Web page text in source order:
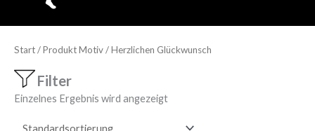
Start/ Produkt Motiv / Herzlichen Glückwunsch
Filter
Einzelnes Ergebnis wird angezeigt